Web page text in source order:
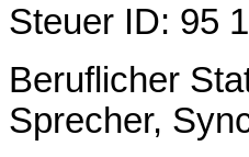
Steuer ID: 95
Beruflicher
Sprecher,